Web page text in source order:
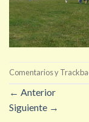
Comentarios y
← Anterior
Siguiente →